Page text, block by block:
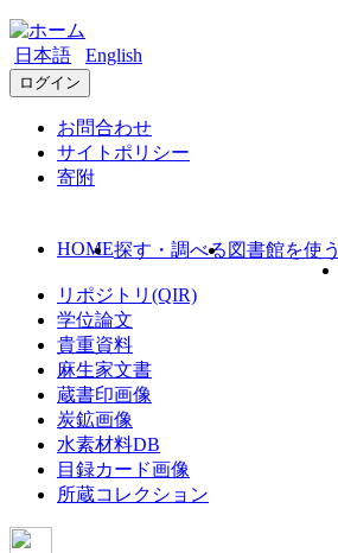
日本語 English
ログイン
お問合わせ
サイトポリシー
寄附
HOME探す・調べる 図書館を使う
リポジトリ(QIR)
学位論文
貴重資料
麻生家文書
蔵書印画像
炭鉱画像
水素材料DB
目録カード画像
所蔵コレクション